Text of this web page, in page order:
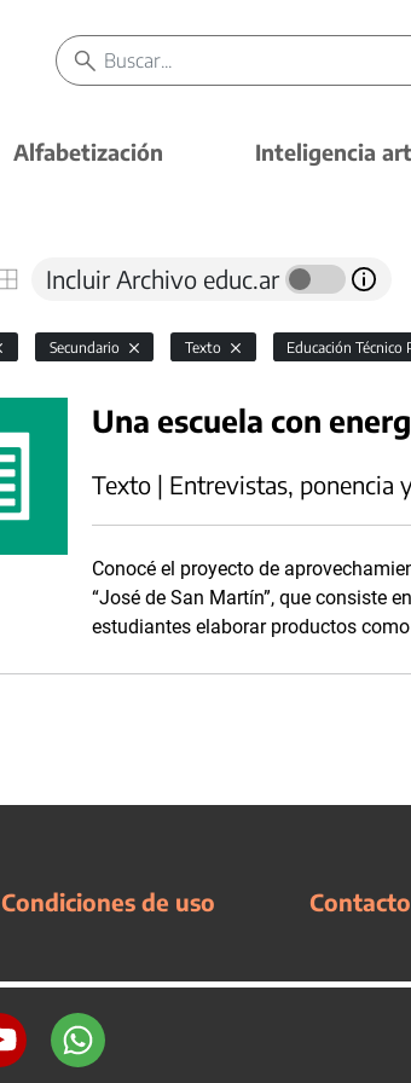
Alfabetización Inteligencia
Incluir Archivo educ.ar
Secundario Texto Educación Técnico
Una escuela con
Texto | Entrevistas, ponencia
Conocé el proyecto de
“José de San Martín”, que consiste
estudiantes elaborar productos
Condiciones de uso Contacto